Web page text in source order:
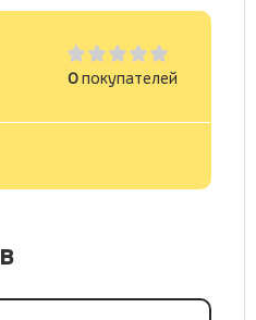
0покупателей